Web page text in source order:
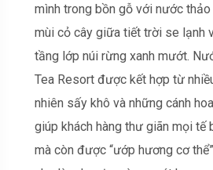
mình trong bồn gỗ với nước
mùi cỏ cây giữa tiết trời se lạnh
tầng lớp núi rừng xanh mướt.
Tea Resort được kết hợp từ
nhiên sấy khô và những cánh
giúp khách hàng thư giãn mọi tế
mà còn được “ướp hương cơ